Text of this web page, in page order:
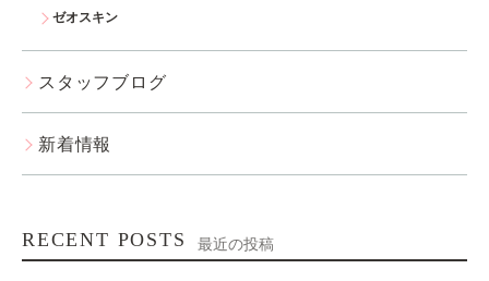
ゼオスキン
スタッフブログ
新着情報
RECENT POSTS 最近の投稿